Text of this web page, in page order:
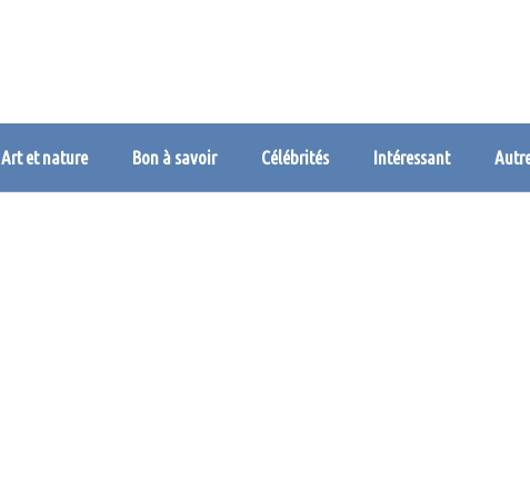
Art et nature Bon à savoir Célébrités Intéressant